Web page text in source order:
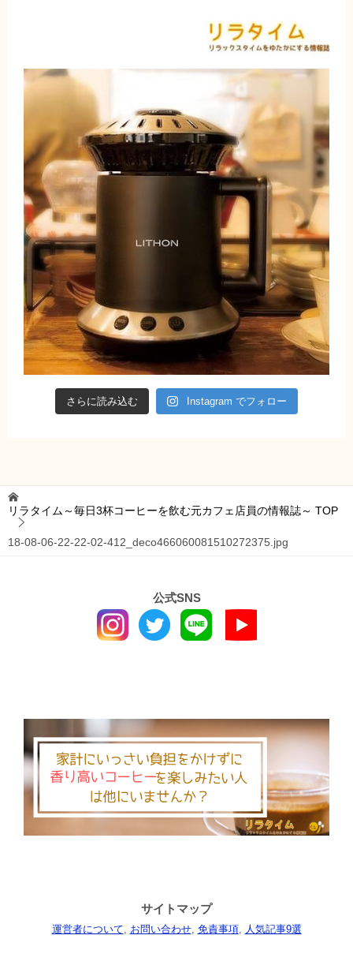
さらに読み込む Instagram でフォロー
リラタイム～毎日3杯コーヒーを飲む元カフェ店員の情報誌～ TOP
18-08-06-22-22-02-412_deco466060081510272375.jpg
公式SNS
サイトマップ
運営者について お問い合わせ, 免責事項, 人気記事9選